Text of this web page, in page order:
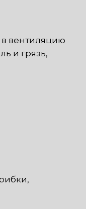
вентиляцию
и грязь,